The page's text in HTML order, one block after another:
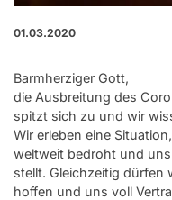
01.03.2020
Barmherziger Gott,
die Ausbreitung des
spitzt sich zu und wir
Wir erleben eine
weltweit bedroht und
stellt. Gleichzeitig dürfen
hoffen und uns voll